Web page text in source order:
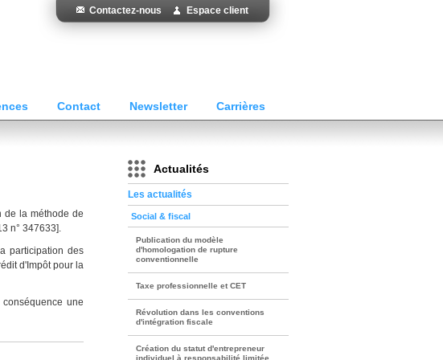
Contactez-nous Espace client
Contact Newsletter Carrières
de la méthode de
n° 347633].
participation des
d'Impôt pour la
une
Actualités
Les actualités
Social & fiscal
Publication du modèle
d'homologation de rupture
conventionnelle
Taxe professionnelle et CET
Révolution dans les conventions
d'intégration fiscale
Création du statut d'entrepreneur
individuel à responsabilité limitée